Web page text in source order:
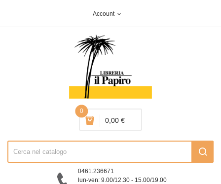
Account expand_more
0
0,00 €
0461.236671
lun-ven: 9.00/12.30 - 15.00/19.00